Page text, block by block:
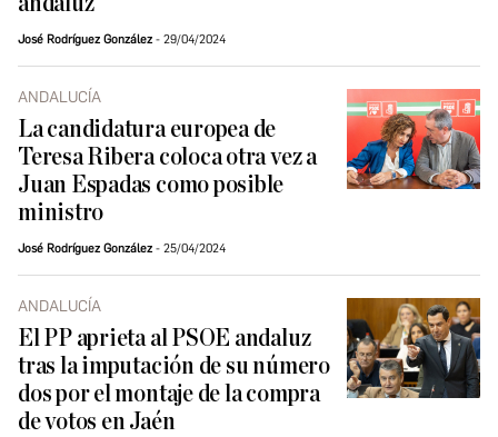
José Rodríguez González 29/04/2024
ANDALUCÍA
La candidatura europea de
Teresa Ribera coloca otra vez a
Juan Espadas como posible
ministro
José Rodríguez González 25/04/2024
ANDALUCÍA
El PP aprieta al PSOE andaluz
tras la imputación de su número
dos por el montaje de la compra
de votos en Jaén